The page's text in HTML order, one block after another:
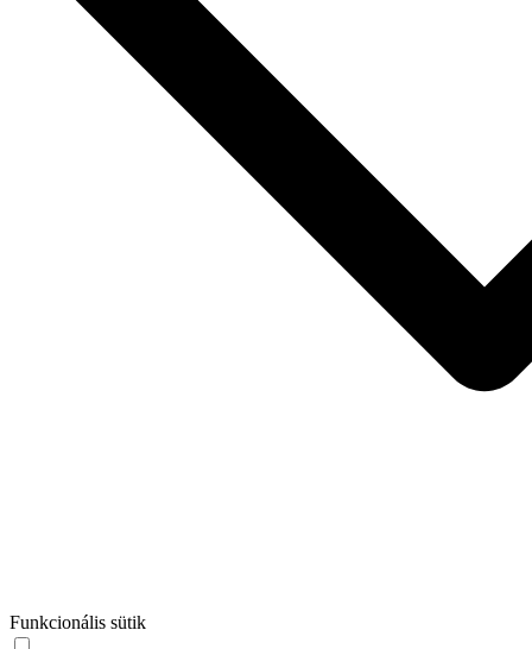
Funkcionális sütik